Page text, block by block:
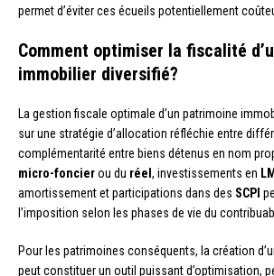
permet d’éviter ces écueils potentiellement
Comment optimiser la fiscalité
immobilier diversifié?
La gestion fiscale optimale d’un patrimoine
sur une stratégie d’allocation réfléchie entre
complémentarité entre biens détenus en nom
micro-foncierou du réel , investissements en
amortissement et participations dans des SCPI
l’imposition selon les phases de vie du
Pour les patrimoines conséquents, la création
peut constituer un outil puissant d’optimisation,